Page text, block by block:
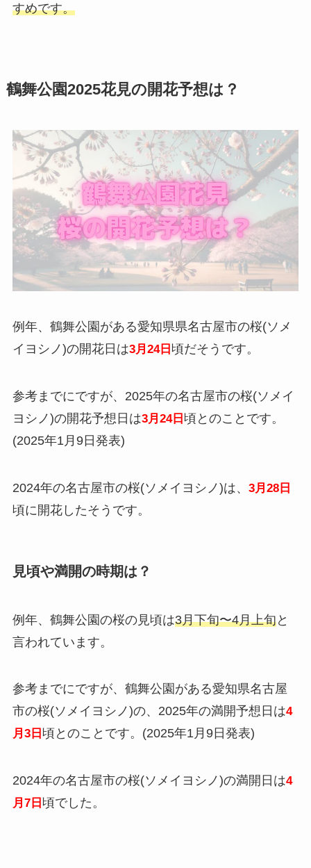
すめです。
鶴舞公園2025花見の開花予想は？
例年、鶴舞公園がある愛知県県名古屋市の桜(ソメ
イヨシノ)の開花日は3月24日 頃だそうです。
参考までにですが、2025年の名古屋市の桜(ソメイ
ヨシノ)の開花予想日は3月24日 頃とのことです。
(2025年1月9日発表)
2024年の名古屋市の桜(ソメイヨシノ)は、 3月28日
頃に開花したそうです。
見頃や満開の時期は？
例年、鶴舞公園の桜の見頃は3月下旬〜4月上旬と
言われています。
参考までにですが、鶴舞公園がある愛知県名古屋
市の桜(ソメイヨシノ)の、2025年の満開予想日は4
月3日 頃とのことです。(2025年1月9日発表)
2024年の名古屋市の桜(ソメイヨシノ)の満開日は4
月7日 頃でした。